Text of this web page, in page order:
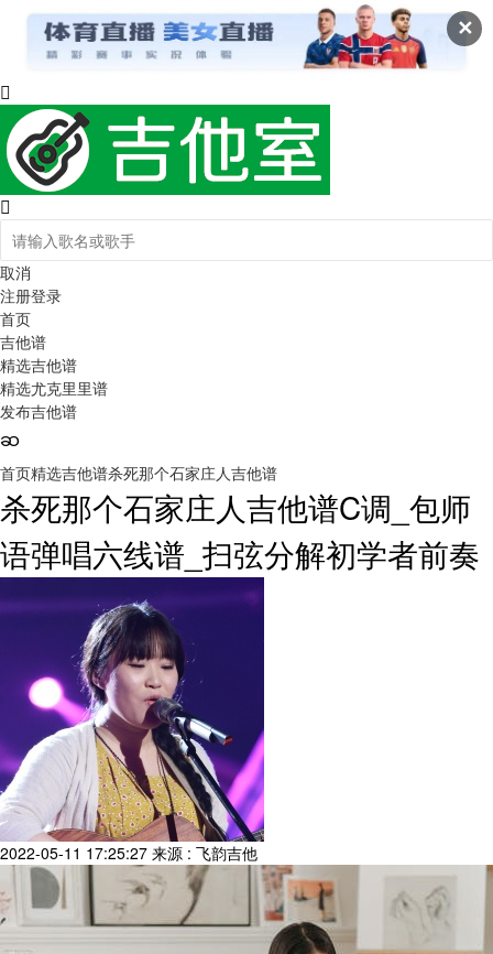
✕
取消
注册登录
首页
吉他谱
精选吉他谱
精选尤克里里谱
发布吉他谱
首页精选吉他谱杀死那个石家庄人吉他谱
杀死那个石家庄人吉他谱C调_包师
语弹唱六线谱_扫弦分解初学者前奏
2022-05-11 17:25:27 来源 : 飞韵吉他